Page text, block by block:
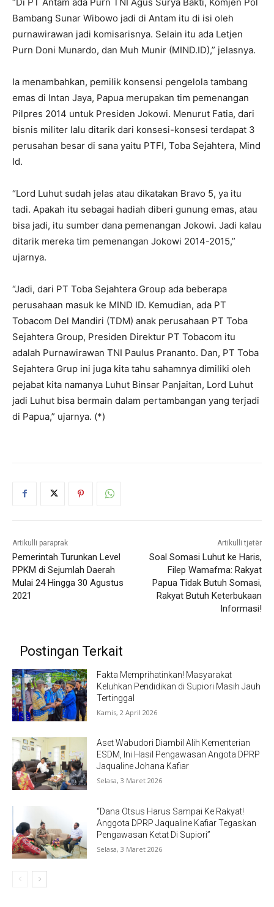
Bambang Sunar Wibowo jadi di Antam itu di isi oleh
purnawirawan jadi komisarisnya. Selain itu ada Letjen
Purn Doni Munardo, dan Muh Munir (MIND.ID),” jelasnya.
Ia menambahkan, pemilik konsensi pengelola tambang
emas di Intan Jaya, Papua merupakan tim pemenangan
Pilpres 2014 untuk Presiden Jokowi. Menurut Fatia, dari
bisnis militer lalu ditarik dari konsesi-konsesi terdapat 3
perusahan besar di sana yaitu PTFI, Toba Sejahtera, Mind
Id.
“Lord Luhut sudah jelas atau dikatakan Bravo 5, ya itu
tadi. Apakah itu sebagai hadiah diberi gunung emas, atau
bisa jadi, itu sumber dana pemenangan Jokowi. Jadi kalau
ditarik mereka tim pemenangan Jokowi 2014-2015,”
ujarnya.
“Jadi, dari PT Toba Sejahtera Group ada beberapa
perusahaan masuk ke MIND ID. Kemudian, ada PT
Tobacom Del Mandiri (TDM) anak perusahaan PT Toba
Sejahtera Group, Presiden Direktur PT Tobacom itu
adalah Purnawirawan TNI Paulus Prananto. Dan, PT Toba
Sejahtera Grup ini juga kita tahu sahamnya dimiliki oleh
pejabat kita namanya Luhut Binsar Panjaitan, Lord Luhut
jadi Luhut bisa bermain dalam pertambangan yang terjadi
di Papua,” ujarnya. (*)
Artikulli paraprak
Pemerintah Turunkan Level
PPKM di Sejumlah Daerah
Mulai 24 Hingga 30 Agustus
2021
Artikulli tjetër
Soal Somasi Luhut ke Haris,
Filep Wamafma: Rakyat
Papua Tidak Butuh Somasi,
Rakyat Butuh Keterbukaan
Informasi!
Postingan Terkait
Fakta Memprihatinkan! Masyarakat
Keluhkan Pendidikan di Supiori Masih Jauh
Tertinggal
Kamis, 2 April 2026
Aset Wabudori Diambil Alih Kementerian
ESDM, Ini Hasil Pengawasan Angota DPRP
Jaqualine Johana Kafiar
Selasa, 3 Maret 2026
“Dana Otsus Harus Sampai Ke Rakyat!
Anggota DPRP Jaqualine Kafiar Tegaskan
Pengawasan Ketat Di Supiori”
Selasa, 3 Maret 2026